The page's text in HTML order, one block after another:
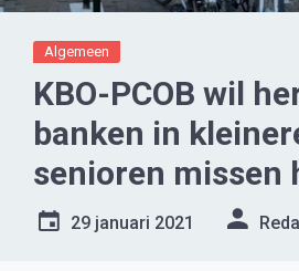
Algemeen
KBO-PCOB wil
banken in
senioren missen
bankkantoor
29 januari 2021